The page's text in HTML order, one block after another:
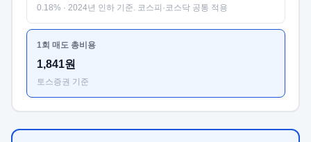
0.18% · 2024년 인하 기준. 코스피·코스닥 공통 적용
1회 매도 총비용
1,841원
토스증권 기준